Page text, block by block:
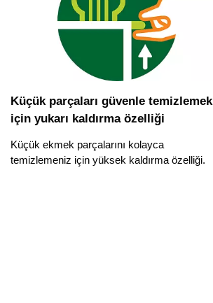
Küçük parçaları güvenle temizlemek
için yukarı kaldırma özelliği
Küçük ekmek parçalarını kolayca
temizlemeniz için yüksek kaldırma özelliği.